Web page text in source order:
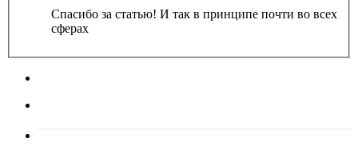
Спасибо за статью! И так в принципе почти во всех
сферах